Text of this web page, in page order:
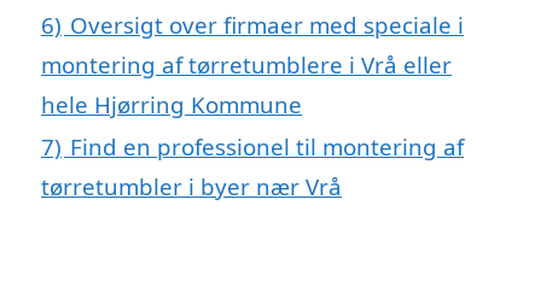
6) Oversigt over firmaer med speciale i
montering af tørretumblere i Vrå eller
hele Hjørring Kommune
7) Find en professionel til montering af
tørretumbler i byer nær Vrå